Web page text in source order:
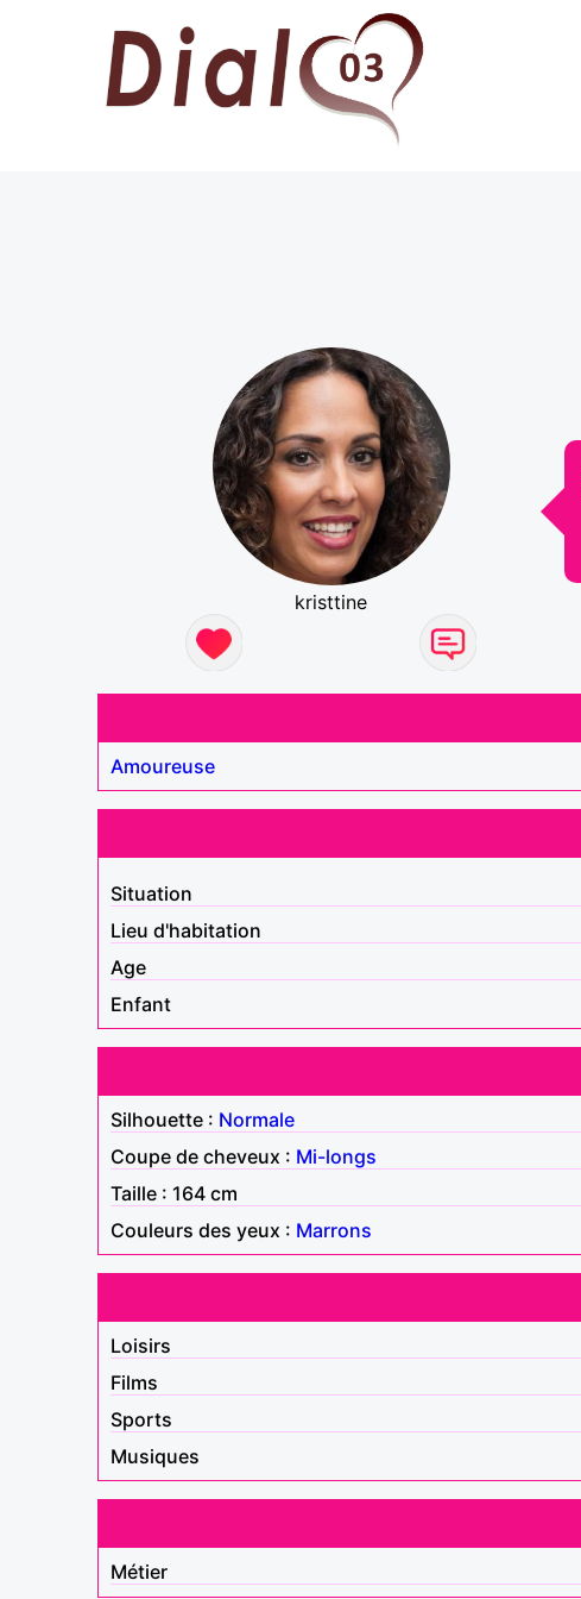
kristtine
Amoureuse
Situation
Lieu d'habitation
Age
Enfant
Silhouette : Normale
Coupe de cheveux : Mi-longs
Taille : 164 cm
Couleurs des yeux : Marrons
Loisirs
Films
Sports
Musiques
Métier